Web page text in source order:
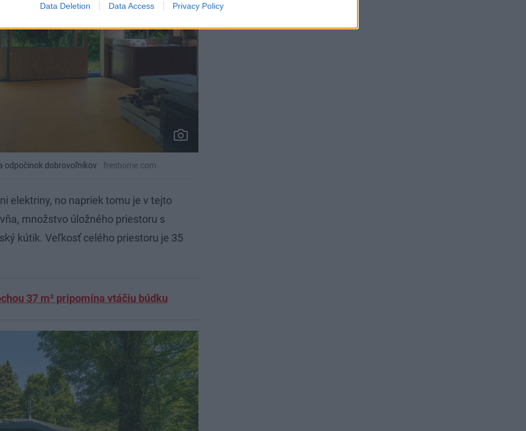
Data Deletion Data Access Privacy Policy
odpočinok dobrovoľníkov freshome.com
elektriny, no napriek tomu je v tejto
množstvo úložného priestoru s
kútik. Veľkosť celého priestoru je 35
37 m² pripomína vtáčiu búdku